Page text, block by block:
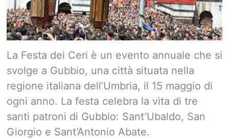
La Festa dei Ceri è un evento annuale che si
svolge a Gubbio, una città situata nella
regione italiana dell’Umbria, il 15 maggio di
ogni anno. La festa celebra la vita di tre
santi patroni di Gubbio: Sant’Ubaldo, San
Giorgio e Sant’Antonio Abate.